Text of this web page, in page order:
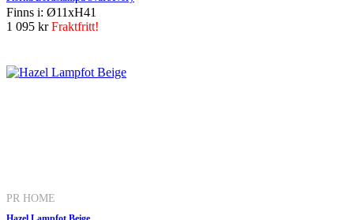
Finns i: Ø11xH41
1 095 krFraktfritt!
PR HOME